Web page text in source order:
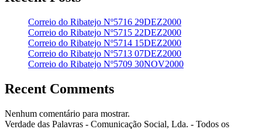
Correio do Ribatejo Nº5716 29DEZ2000
Correio do Ribatejo Nº5715 22DEZ2000
Correio do Ribatejo Nº5714 15DEZ2000
Correio do Ribatejo Nº5713 07DEZ2000
Correio do Ribatejo Nº5709 30NOV2000
Recent Comments
Nenhum comentário para mostrar.
Verdade das Palavras - Comunicação Social, Lda. - Todos os